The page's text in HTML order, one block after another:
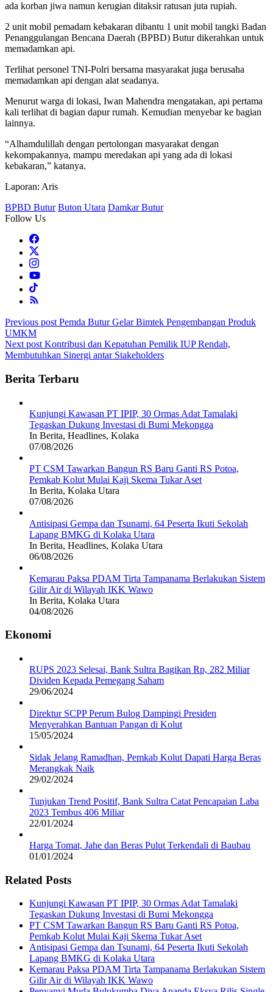
ada korban jiwa namun kerugian ditaksir ratusan juta rupiah.
2 unit mobil pemadam kebakaran dibantu 1 unit mobil tangki Badan
Penanggulangan Bencana Daerah (BPBD) Butur dikerahkan untuk
memadamkan api.
Terlihat personel TNI-Polri bersama masyarakat juga berusaha
memadamkan api dengan alat seadanya.
Menurut warga di lokasi, Iwan Mahendra mengatakan, api pertama
kali terlihat di bagian dapur rumah. Kemudian menyebar ke bagian
lainnya.
“Alhamdulillah dengan pertolongan masyarakat dengan
kekompakannya, mampu meredakan api yang ada di lokasi
kebakaran,” katanya.
Laporan: Aris
BPBD Butur Buton Utara Damkar Butur
Follow Us
Post
navigation
Previous post Pemda Butur Gelar Bimtek Pengembangan Produk
UMKM
Next post Kontribusi dan Kepatuhan Pemilik IUP Rendah,
Membutuhkan Sinergi antar Stakeholders
Berita Terbaru
Kunjungi Kawasan PT IPIP, 30 Ormas Adat Tamalaki
Tegaskan Dukung Investasi di Bumi Mekongga
In Berita, Headlines, Kolaka
07/08/2026
PT CSM Tawarkan Bangun RS Baru Ganti RS Potoa,
Pemkab Kolut Mulai Kaji Skema Tukar Aset
In Berita, Kolaka Utara
07/08/2026
Antisipasi Gempa dan Tsunami, 64 Peserta Ikuti Sekolah
Lapang BMKG di Kolaka Utara
In Berita, Headlines, Kolaka Utara
06/08/2026
Kemarau Paksa PDAM Tirta Tampanama Berlakukan Sistem
Gilir Air di Wilayah IKK Wawo
In Berita, Kolaka Utara
04/08/2026
Ekonomi
RUPS 2023 Selesai, Bank Sultra Bagikan Rp, 282 Miliar
Dividen Kepada Pemegang Saham
29/06/2024
Direktur SCPP Perum Bulog Dampingi Presiden
Menyerahkan Bantuan Pangan di Kolut
15/05/2024
Sidak Jelang Ramadhan, Pemkab Kolut Dapati Harga Beras
Merangkak Naik
29/02/2024
Tunjukan Trend Positif, Bank Sultra Catat Pencapaian Laba
2023 Tembus 406 Miliar
22/01/2024
Harga Tomat, Jahe dan Beras Pulut Terkendali di Baubau
01/01/2024
Related Posts
Kunjungi Kawasan PT IPIP, 30 Ormas Adat Tamalaki
Tegaskan Dukung Investasi di Bumi Mekongga
PT CSM Tawarkan Bangun RS Baru Ganti RS Potoa,
Pemkab Kolut Mulai Kaji Skema Tukar Aset
Antisipasi Gempa dan Tsunami, 64 Peserta Ikuti Sekolah
Lapang BMKG di Kolaka Utara
Kemarau Paksa PDAM Tirta Tampanama Berlakukan Sistem
Gilir Air di Wilayah IKK Wawo